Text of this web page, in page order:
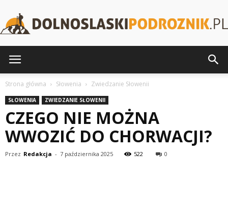
Strona główna Słowenia Zwiedzanie Słowenii
SŁOWENIA ZWIEDZANIE SŁOWENII
CZEGO NIE MOŻNA
WWOZIĆ DO CHORWACJI?
Przez Redakcja - 7 października 2025 522 0